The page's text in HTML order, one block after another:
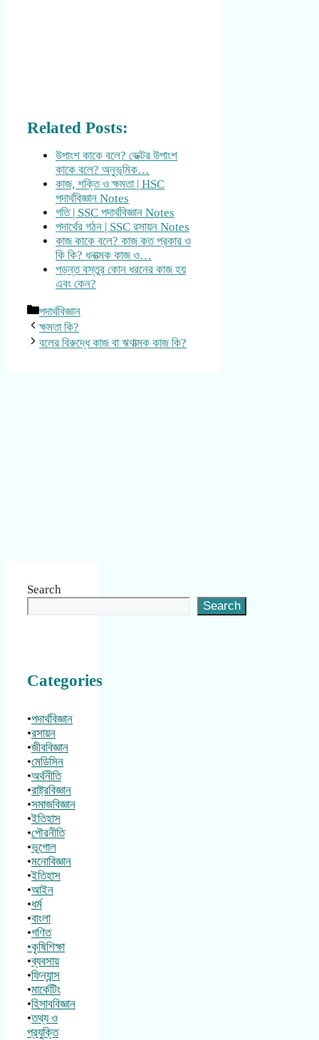
Related Posts:
উপাংশ কাকে বলে? ভেক্টর উপাংশ
কাকে বলে? অনুভূমিক…
কাজ, শক্তি ও ক্ষমতা | HSC
পদার্থবিজ্ঞান Notes
গতি | SSC পদার্থবিজ্ঞান Notes
পদার্থের গঠন | SSC রসায়ন Notes
কাজ কাকে বলে? কাজ কত প্রকার ও
কি কি? ধনাত্মক কাজ ও…
পড়ন্ত বস্তুর কোন ধরনের কাজ হয়
এবং কেন?
Categories
পদার্থবিজ্ঞান
ক্ষমতা কি?
বলের বিরুদ্ধে কাজ বা ঋণাত্মক কাজ কি?
Search
Search
Categories
•পদার্থবিজ্ঞান
•রসায়ন
•জীববিজ্ঞান
•মেডিসিন
•অর্থনীতি
•রাষ্ট্রবিজ্ঞান
•সমাজবিজ্ঞান
•ইতিহাস
•পৌরনীতি
•ভূগোল
•মনোবিজ্ঞান
•ইতিহাস
•আইন
•ধর্ম
•বাংলা
•গণিত
•কৃষিশিক্ষা
•ব্যবসায়
•ফিন্যান্স
•মার্কেটিং
•হিসাববিজ্ঞান
•তথ্য ও
প্রযুক্তি